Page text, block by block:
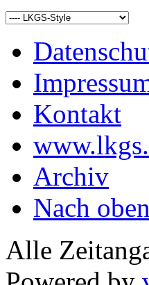
Kontakt
Archiv
Nach oben
Alle